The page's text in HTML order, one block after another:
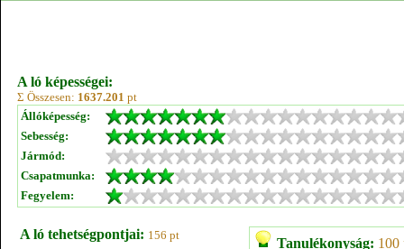
A ló képességei:
Σ Összesen: 1637.201 pt
Állóképesség:
Sebesség:
Jármód:
Csapatmunka:
Fegyelem:
A ló tehetségpontjai: 156 pt
Tanulékonyság: 100